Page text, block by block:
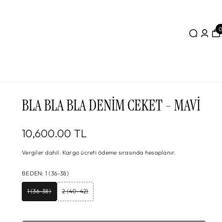
BLA BLA BLA DENIM CEKET - MAVI
10,600.00 TL
Vergiler dahil. Kargo ücreti ödeme sırasında hesaplanır.
BEDEN: 1 (36-38)
1 (36-38) 2 (40-42)